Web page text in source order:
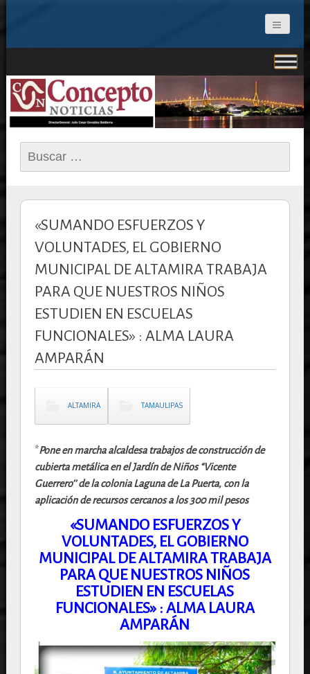
CONCEPTO NOTICIAS
Buscar:
«SUMANDO ESFUERZOS Y
VOLUNTADES, EL GOBIERNO
MUNICIPAL DE ALTAMIRA TRABAJA
PARA QUE NUESTROS NIÑOS
ESTUDIEN EN ESCUELAS
FUNCIONALES» : ALMA LAURA
AMPARÁN
ALTAMIRA TAMAULIPAS
*Pone en marcha alcaldesa trabajos de construcción de
cubierta metálica en el Jardín de Niños “Vicente
Guerrero’’ de la coloniaLaguna de La Puerta, con la
aplicación de recursos cercanos a los 300 mil pesos
«SUMANDO ESFUERZOS Y
VOLUNTADES, EL GOBIERNO
MUNICIPAL DE ALTAMIRA TRABAJA
PARA QUE NUESTROS NIÑOS
ESTUDIEN EN ESCUELAS
FUNCIONALES» : ALMA LAURA
AMPARÁN